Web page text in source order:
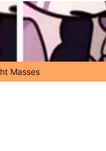
Masses